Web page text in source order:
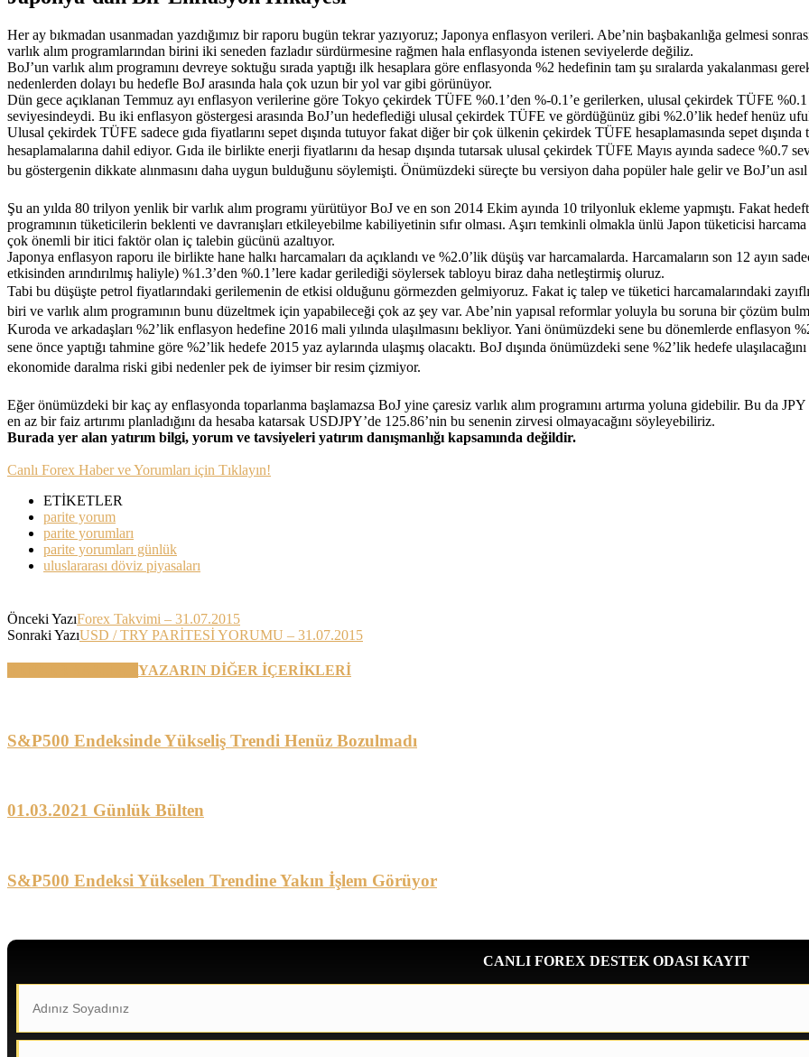
Her ay bıkmadan usanmadan yazdığımız bir raporu bugün tekrar yazıyoruz; Japonya enflasyon verileri. Abe’nin başbakanlığa gelmesi
varlık alım programlarından birini iki seneden fazladır sürdürmesine rağmen hala enflasyonda istenen seviyelerde değiliz.
BoJ’un varlık alım programını devreye soktuğu sırada yaptığı ilk hesaplara göre enflasyonda %2 hedefinin tam şu sıralarda yakalanması
nedenlerden dolayı bu hedefle BoJ arasında hala çok uzun bir yol var gibi görünüyor.
Dün gece açıklanan Temmuz ayı enflasyon verilerine göre Tokyo çekirdek TÜFE %0.1’den %-0.1’e gerilerken, ulusal çekirdek TÜFE
seviyesindeydi. Bu iki enflasyon göstergesi arasında BoJ’un hedeflediği ulusal çekirdek TÜFE ve gördüğünüz gibi %2.0’lik hedef henüz
Ulusal çekirdek TÜFE sadece gıda fiyatlarını sepet dışında tutuyor fakat diğer bir çok ülkenin çekirdek TÜFE hesaplamasında sepet
hesaplamalarına dahil ediyor. Gıda ile birlikte enerji fiyatlarını da hesap dışında tutarsak ulusal çekirdek TÜFE Mayıs ayında sadece %0.7
bu göstergenin dikkate alınmasını daha uygun bulduğunu söylemişti. Önümüzdeki süreçte bu versiyon daha popüler hale gelir ve BoJ’un
Şu an yılda 80 trilyon yenlik bir varlık alım programı yürütüyor BoJ ve en son 2014 Ekim ayında 10 trilyonluk ekleme yapmıştı. Fakat
programının tüketicilerin beklenti ve davranışları etkileyebilme kabiliyetinin sıfır olması. Aşırı temkinli olmakla ünlü Japon tüketicisi
çok önemli bir itici faktör olan iç talebin gücünü azaltıyor.
Japonya enflasyon raporu ile birlikte hane halkı harcamaları da açıklandı ve %2.0’lik düşüş var harcamalarda. Harcamaların son 12 ayın
etkisinden arındırılmış haliyle) %1.3’den %0.1’lere kadar gerilediği söylersek tabloyu biraz daha netleştirmiş oluruz.
Tabi bu düşüşte petrol fiyatlarındaki gerilemenin de etkisi olduğunu görmezden gelmiyoruz. Fakat iç talep ve tüketici harcamalarındaki
biri ve varlık alım programının bunu düzeltmek için yapabileceği çok az şey var. Abe’nin yapısal reformlar yoluyla bu soruna bir çözüm
Kuroda ve arkadaşları %2’lik enflasyon hedefine 2016 mali yılında ulaşılmasını bekliyor. Yani önümüzdeki sene bu dönemlerde enflasyon
sene önce yaptığı tahmine göre %2’lik hedefe 2015 yaz aylarında ulaşmış olacaktı. BoJ dışında önümüzdeki sene %2’lik hedefe
ekonomide daralma riski gibi nedenler pek de iyimser bir resim çizmiyor.
Eğer önümüzdeki bir kaç ay enflasyonda toparlanma başlamazsa BoJ yine çaresiz varlık alım programını artırma yoluna gidebilir. Bu da
en az bir faiz artırımı planladığını da hesaba katarsak USDJPY’de 125.86’nin bu senenin zirvesi olmayacağını söyleyebiliriz.
Burada yer alan yatırım bilgi, yorum ve tavsiyeleri yatırım danışmanlığı kapsamında değildir.
Canlı Forex Haber ve Yorumları için Tıklayın!
ETİKETLER
parite yorum
parite yorumları
parite yorumları günlük
uluslararası döviz piyasaları
Önceki YazıForex Takvimi – 31.07.2015
Sonraki YazıUSD / TRY PARİTESİ YORUMU – 31.07.2015
YAZARIN DİĞER İÇERİKLERİ
S&P500 Endeksinde Yükseliş Trendi Henüz Bozulmadı
01.03.2021 Günlük Bülten
S&P500 Endeksi Yükselen Trendine Yakın İşlem Görüyor
CANLI FOREX DESTEK ODASI KAYIT